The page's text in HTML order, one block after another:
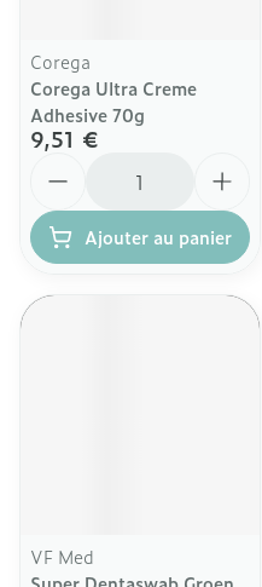
Corega
Corega Ultra Creme
Adhesive 70g
9,51 €
Ajouter au panier
VF Med